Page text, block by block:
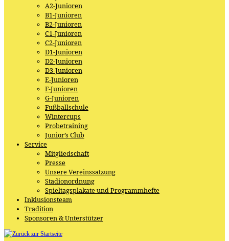
A2-Junioren
B1-Junioren
B2-Junioren
C1-Junioren
C2-Junioren
D1-Junioren
D2-Junioren
D3-Junioren
E-Junioren
F-Junioren
G-Junioren
Fußballschule
Wintercups
Probetraining
Junior’s Club
Service
Mitgliedschaft
Presse
Unsere Vereinssatzung
Stadionordnung
Spieltagsplakate und Programmhefte
Inklusionsteam
Tradition
Sponsoren & Unterstützer